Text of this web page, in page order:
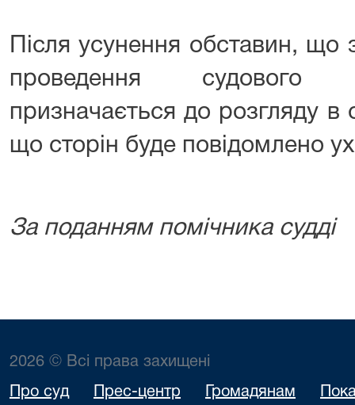
Після усунення обставин,
проведення судового
призначається до розгляду в
що сторін буде повідомлено
За поданням помічника судді
2026 © Всі права захищені
Про суд Прес-центр Громадянам